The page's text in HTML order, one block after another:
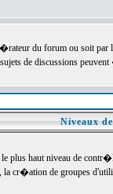
du forum ou soit par
de discussions
Niveaux
plus haut niveau de
la cr�ation de groupes